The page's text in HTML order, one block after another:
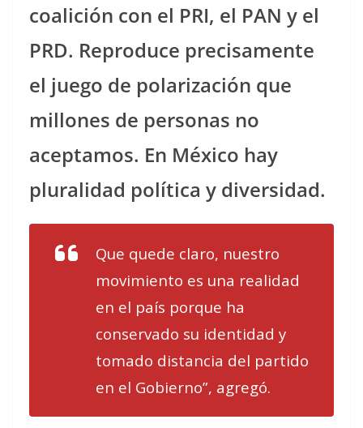
coalición con el PRI, el PAN y el
PRD. Reproduce precisamente
el juego de polarización que
millones de personas no
aceptamos. En México hay
pluralidad política y diversidad.
Que quede claro, nuestro
movimiento es una realidad
en el país porque ha
conservado su identidad y
tomado distancia del partido
en el Gobierno”, agregó.